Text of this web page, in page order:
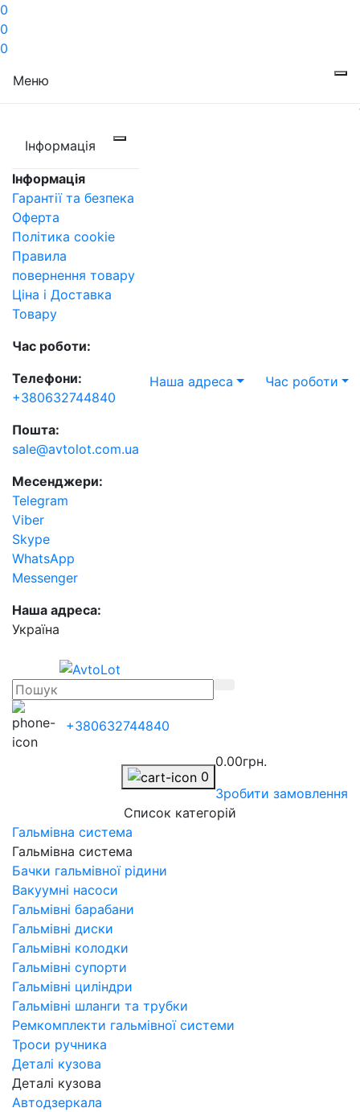
0
0
0
Меню
Інформація
Інформація
Гарантії та безпека
Оферта
Політика cookie
Правила
повернення товару
Ціна і Доставка
Товару
Час роботи:
Телефони:
+380632744840
Пошта:
sale@avtolot.com.ua
Месенджери:
Telegram
Viber
Skype
WhatsApp
Messenger
Наша адреса:
Українa
Наша адреса Час роботи
+380632744840
0
0.00грн.
Зробити замовлення
Список категорій
Гальмівна система
Гальмівна система
Бачки гальмівної рідини
Вакуумні насоси
Гальмівні барабани
Гальмівні диски
Гальмівні колодки
Гальмівні супорти
Гальмівні циліндри
Гальмівні шланги та трубки
Ремкомплекти гальмівної системи
Троси ручника
Деталі кузова
Деталі кузова
Автодзеркала